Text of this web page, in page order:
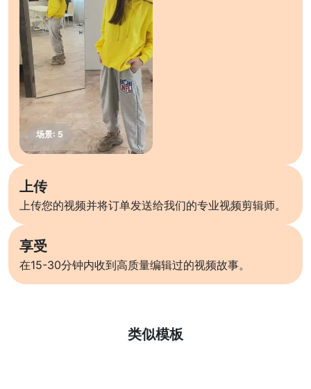
上传
上传您的视频并将订单发送给我们的专业视频剪辑师。
享受
在15-30分钟内收到高质量编辑过的视频故事。
类似模板
了解更多